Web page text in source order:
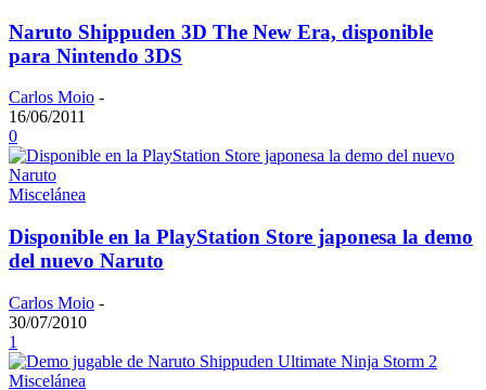
Naruto Shippuden 3D The New Era, disponible
para Nintendo 3DS
Carlos Moio -
16/06/2011
0
Miscelánea
Disponible en la PlayStation Store japonesa la demo
del nuevo Naruto
Carlos Moio -
30/07/2010
1
Miscelánea